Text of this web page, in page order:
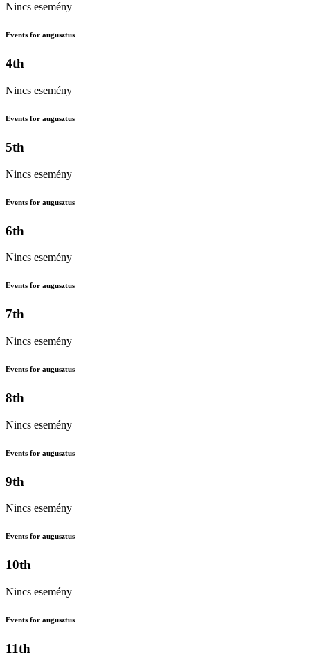
Nincs esemény
Events for augusztus
4th
Nincs esemény
Events for augusztus
5th
Nincs esemény
Events for augusztus
6th
Nincs esemény
Events for augusztus
7th
Nincs esemény
Events for augusztus
8th
Nincs esemény
Events for augusztus
9th
Nincs esemény
Events for augusztus
10th
Nincs esemény
Events for augusztus
11th